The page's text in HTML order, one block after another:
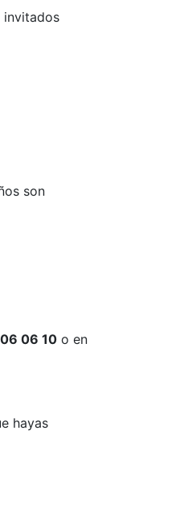
invitados
son
06 10 o en
hayas